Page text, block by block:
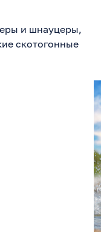
и шнауцеры,
скотогонные